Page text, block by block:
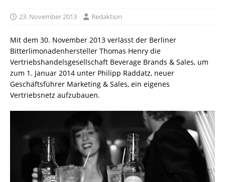
23. November 2013 Redaktion
Mit dem 30. November 2013 verlässt der Berliner
Bitterlimonadenhersteller Thomas Henry die
Vertriebshandelsgesellschaft Beverage Brands & Sales, um
zum 1. Januar 2014 unter Philipp Raddatz, neuer
Geschäftsführer Marketing & Sales, ein eigenes
Vertriebsnetz aufzubauen.